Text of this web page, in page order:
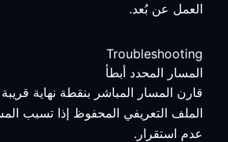
العمل عن بُعد.
Troubleshooting
المسار المحدد أبطأ
قارن المسار المباشر بنقطة نهاية
الملف التعريفي المحفوظ إذا تسبب
عدم استقرار.